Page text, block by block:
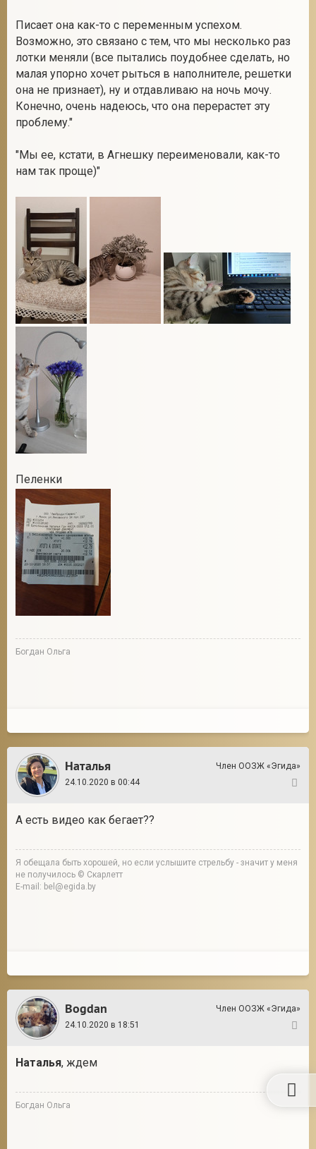
Писает она как-то с переменным успехом.
Возможно, это связано с тем, что мы несколько раз
лотки меняли (все пытались поудобнее сделать, но
малая упорно хочет рыться в наполнителе, решетки
она не признает), ну и отдавливаю на ночь мочу.
Конечно, очень надеюсь, что она перерастет эту
проблему."
"Мы ее, кстати, в Агнешку переименовали, как-то
нам так проще)"
Пеленки
Богдан Ольга
Наталья
Член ООЗЖ «Эгида»
24.10.2020 в 00:44
А есть видео как бегает??
Я обещала быть хорошей, но если услышите стрельбу - значит у меня
не получилось © Скарлетт
E-mail: bel@egida.by
Bogdan
Член ООЗЖ «Эгида»
24.10.2020 в 18:51
Наталья, ждем
Богдан Ольга